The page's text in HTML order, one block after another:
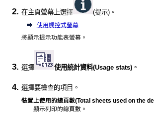
在主頁螢幕上選擇 (提示)。
使用觸控式螢幕
將顯示提示功能表螢幕。
選擇 使用統計資料(Usage stats) 。
選擇要檢查的項目。
裝置上使用的總頁數(Total sheets used on the
顯示列印的總頁數。